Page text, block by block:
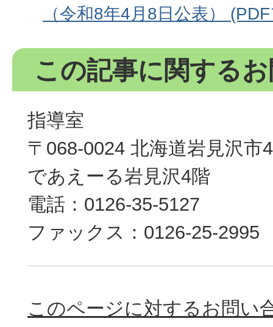
（令和8年4月8日公表）
この記事に関する
指導室
〒068-0024 北海道岩見沢市
であえーる岩見沢4階
電話：0126-35-5127
ファックス：0126-25-2995
このページに対するお問い